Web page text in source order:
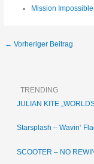
Mission
← Vorheriger Beitrag
TRENDING
JULIAN KITE
Starsplash – Wavin‘
SCOOTER – NO